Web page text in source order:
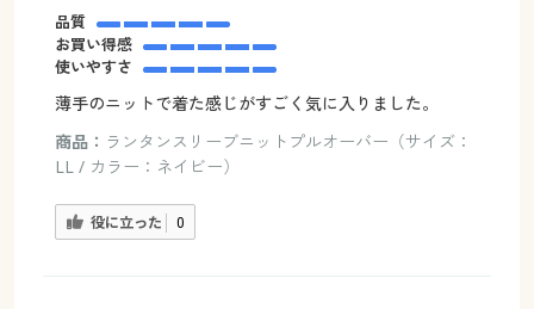
品質
お買い得感
使いやすさ
薄手のニットで着た感じがすごく気に入りました。
商品： ランタンスリーブニットプルオーバー（サイズ：
LL / カラー：ネイビー）
役に立った 0